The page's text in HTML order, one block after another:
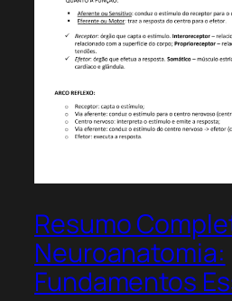
Resumo
Neuroanatomia:
Fundamentos